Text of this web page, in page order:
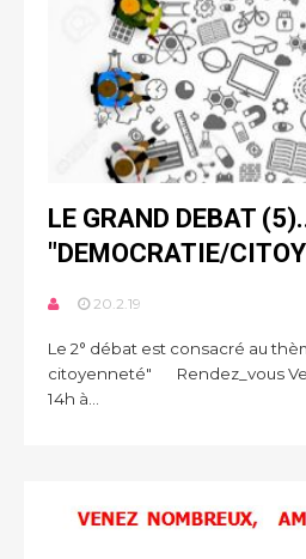
LE GRAND DEBAT
"DEMOCRATIE/
20.2.19
Le 2° débat est consacré au
citoyenneté" Rendez_vous
14h à...